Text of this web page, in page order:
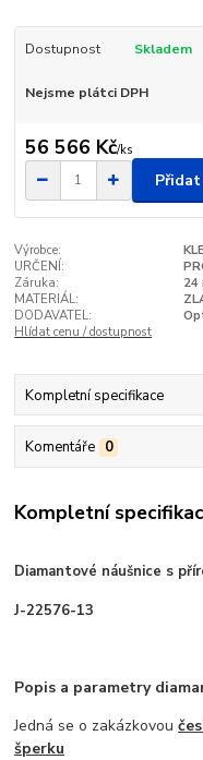
Dostupnost Skladem
Nejsme plátci DPH
56 566 Kč/ks
Výrobce:
URČENÍ:
Záruka:
24
MATERIÁL:
DODAVATEL:
Hlídat cenu / dostupnost
Kompletní specifikace
Komentáře 0
Kompletní
Diamantové náušnice s
J-22576-13
Popis a parametry
Jedná se o zakázkovou
šperku